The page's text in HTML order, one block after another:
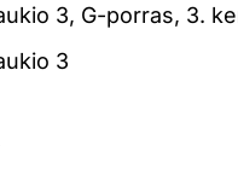
3, G-porras, 3.
3